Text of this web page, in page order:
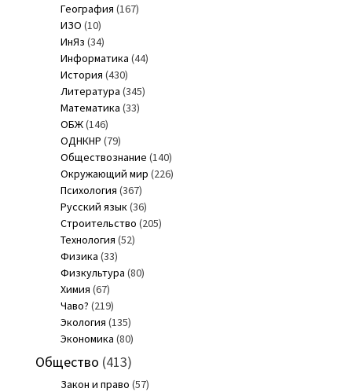
География (167)
ИЗО (10)
ИнЯз (34)
Информатика (44)
История (430)
Литература (345)
Математика (33)
ОБЖ(146)
ОДНКНР (79)
Обществознание (140)
Окружающий мир (226)
Психология (367)
Русский язык(36)
Строительство (205)
Технология (52)
Физика (33)
Физкультура (80)
Химия (67)
Чаво? (219)
Экология (135)
Экономика (80)
Общество (413)
Закон и право (57)